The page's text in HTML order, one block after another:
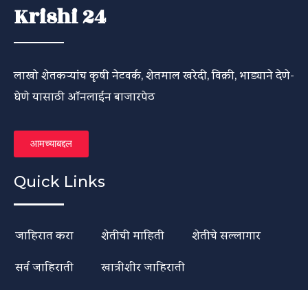
Krishi 24
लाखो शेतकऱ्यांच कृषी नेटवर्क, शेतमाल खरेदी, विक्री, भाड्याने देणे-
घेणे यासाठी ऑनलाईन बाजारपेठ
आमच्याबद्दल
Quick Links
जाहिरात करा शेतीची माहिती
शेतीचे सल्लागार
सर्व जाहिराती
खात्रीशीर जाहिराती